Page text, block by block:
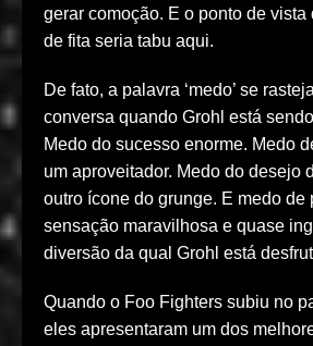
gerar comoção. E o ponto de vista
de fita seria tabu aqui.
De fato, a palavra ‘medo’ se
conversa quando Grohl está
Medo do sucesso enorme. Medo
um aproveitador. Medo do desejo
outro ícone do grunge. E medo de
sensação maravilhosa e quase
diversão da qual Grohl está
Quando o Foo Fighters subiu no
eles apresentaram um dos